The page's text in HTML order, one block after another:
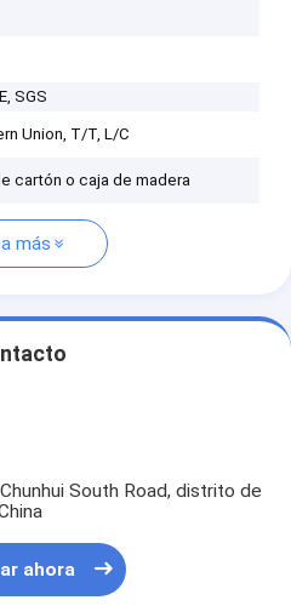
SGS
Union, T/T, L/C
cartón o caja de madera
más
South Road, distrito de
ahora